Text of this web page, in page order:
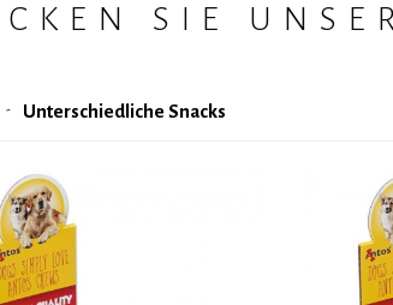
SIE
Unterschiedliche Snacks